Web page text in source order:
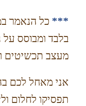
*** כל הנאמר
בלבד ומבוסס על
מעצב תכשיטים
אני מאחל לכם
תפסיקו לחלום